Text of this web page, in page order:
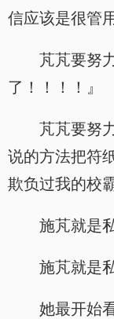
信应该是很管
芃芃要努
了！！！！』
芃芃要努
说的方法把符
欺负过我的校
施芃就是
施芃就是
她最开始